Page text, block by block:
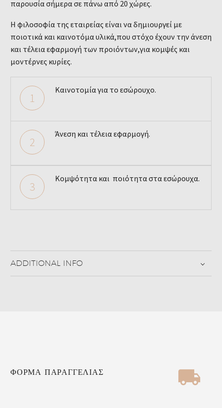
παρουσία σήμερα σε πάνω από 20 χώρες.
Η φιλοσοφία της εταιρείας είναι να δημιουργεί με
ποιοτικά και καινοτόμα υλικά,που στόχο έχουν την άνεση
και τέλεια εφαρμογή των προιόντων,για κομψές και
μοντέρνες κυρίες.
1
Καινοτομία για το εσώρουχο.
2
Άνεση και τέλεια εφαρμογή.
3
Κομψότητα και ποιότητα στα εσώρουχα.
ADDITIONAL INFO


ΦΟΡΜΑ ΠΑΡΑΓΓΕΛΙΑΣ